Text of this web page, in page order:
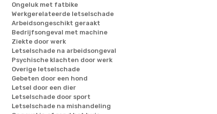
Ongeluk met fatbike
Werkgerelateerde letselschade
Arbeidsongeschikt geraakt
Bedrijfsongeval met machine
Ziekte door werk
Letselschade na arbeidsongeval
Psychische klachten door werk
Overige letselschade
Gebeten door een hond
Letsel door een dier
Letselschade door sport
Letselschade na mishandeling